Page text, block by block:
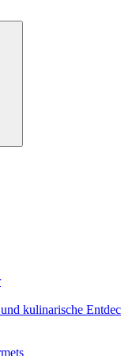
kulinarische